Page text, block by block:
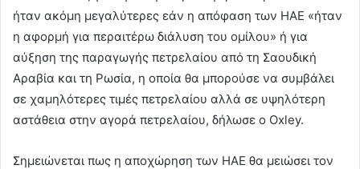
ήταν ακόμη μεγαλύτερες εάν η απόφαση των ΗΑΕ «ήταν
η αφορμή για περαιτέρω διάλυση του ομίλου» ή για
αύξηση της παραγωγής πετρελαίου από τη Σαουδική
Αραβία και τη Ρωσία, η οποία θα μπορούσε να συμβάλει
σε χαμηλότερες τιμές πετρελαίου αλλά σε υψηλότερη
αστάθεια στην αγορά πετρελαίου, δήλωσε ο Oxley.
Σημειώνεται πως η αποχώρηση των ΗΑΕ θα μειώσει τον